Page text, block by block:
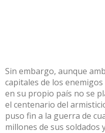
Sin embargo, aunque
capitales de los
en su propio país no se
el centenario del
puso fin a la guerra de
millones de sus